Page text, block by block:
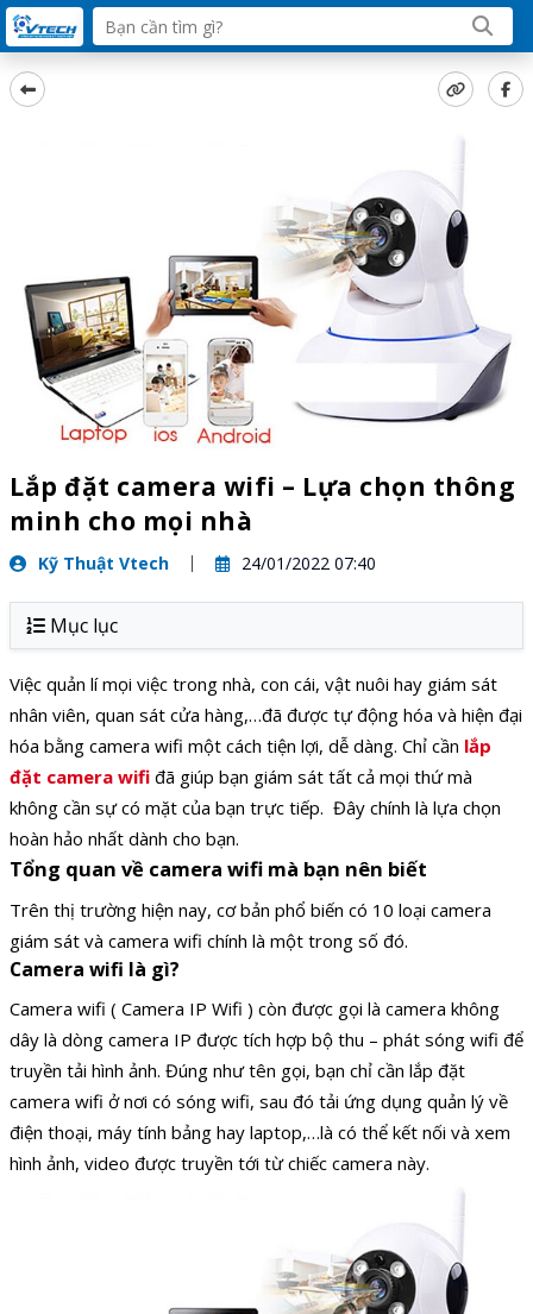
Lắp đặt camera wifi – Lựa chọn thông
minh cho mọi nhà
Kỹ Thuật Vtech 24/01/2022 07:40
Mục lục
Việc quản lí mọi việc trong nhà, con cái, vật nuôi hay giám sát
nhân viên, quan sát cửa hàng,…đã được tự động hóa và hiện đại
hóa bằng camera wifi một cách tiện lợi, dễ dàng. Chỉ cần lắp
đặt camera wifi đã giúp bạn giám sát tất cả mọi thứ mà
không cần sự có mặt của bạn trực tiếp. Đây chính là lựa chọn
hoàn hảo nhất dành cho bạn.
Tổng quan về camera wifi mà bạn nên biết
Trên thị trường hiện nay, cơ bản phổ biến có 10 loại camera
giám sát và camera wifi chính là một trong số đó.
Camera wifi là gì?
Camera wifi ( Camera IP Wifi ) còn được gọi là camera không
dây là dòng camera IP được tích hợp bộ thu – phát sóng wifi để
truyền tải hình ảnh. Đúng như tên gọi, bạn chỉ cần lắp đặt
camera wifi ở nơi có sóng wifi, sau đó tải ứng dụng quản lý về
điện thoại, máy tính bảng hay laptop,…là có thể kết nối và xem
hình ảnh, video được truyền tới từ chiếc camera này.